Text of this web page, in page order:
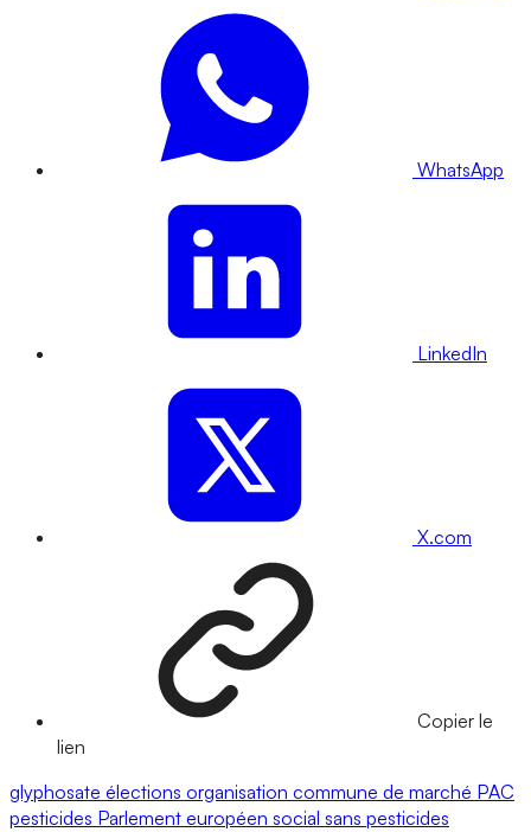
WhatsApp
LinkedIn
X.com
Copier le
lien
glyphosate élections organisation commune de marché PAC
pesticides Parlement européen social sans pesticides